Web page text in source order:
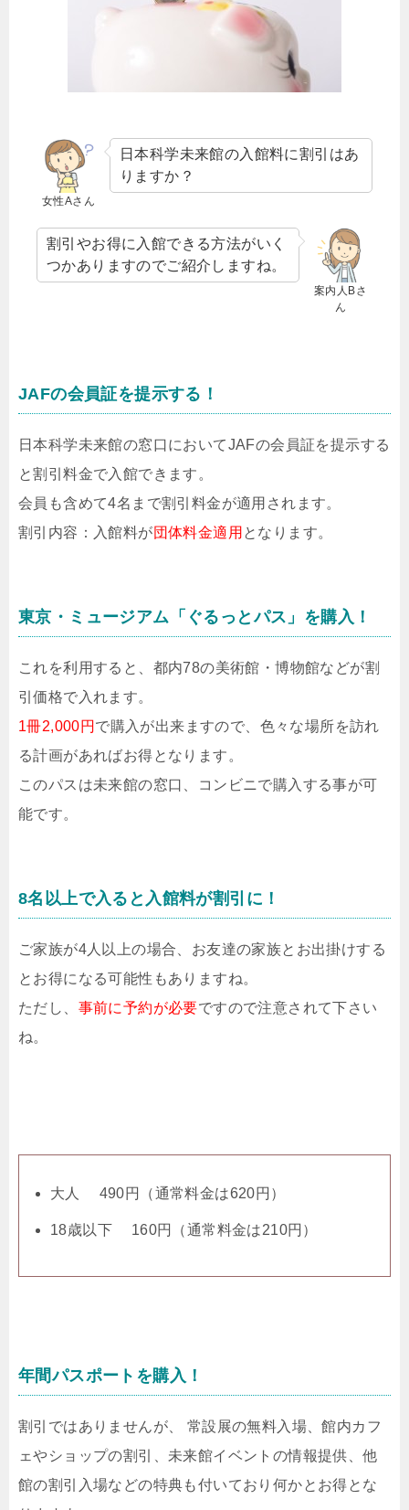
女性Aさん
日本科学未来館の入館料に割引はあ
りますか？
案内人Bさ
ん
割引やお得に入館できる方法がいく
つかありますのでご紹介しますね。
JAFの会員証を提示する！
日本科学未来館の窓口においてJAFの会員証を提示する
と割引料金で入館できます。
会員も含めて4名まで割引料金が適用されます。
割引内容：入館料が団体料金適用 となります。
東京・ミュージアム「ぐるっとパス」を購入！
これを利用すると、都内78の美術館・博物館などが割
引価格で入れます。
1冊2,000円 で購入が出来ますので、色々な場所を訪れ
る計画があればお得となります。
このパスは未来館の窓口、コンビニで購入する事が可
能です。
8名以上で入ると入館料が割引に！
ご家族が4人以上の場合、お友達の家族とお出掛けする
とお得になる可能性もありますね。
ただし、 事前に予約が必要ですので注意されて下さい
ね。
大人 490円（通常料金は620円）
18歳以下 160円（通常料金は210円）
年間パスポートを購入！
割引ではありませんが、 常設展の無料入場、館内カフ
ェやショップの割引、未来館イベントの情報提供、他
館の割引入場などの特典も付いており何かとお得とな